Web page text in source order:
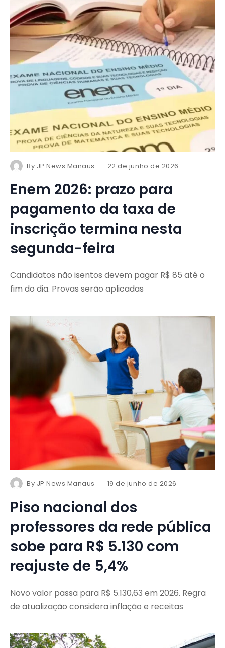
By JP News Manaus 22 de junho de 2026
Enem 2026: prazo para
pagamento da taxa de
inscrição termina nesta
segunda-feira
Candidatos não isentos devem pagar R$ 85 até o
fim do dia. Provas serão aplicadas
By JP News Manaus 19 de junho de 2026
Piso nacional dos
professores da rede pública
sobe para R$ 5.130 com
reajuste de 5,4%
Novo valor passa para R$ 5.130,63 em 2026. Regra
de atualização considera inflação e receitas